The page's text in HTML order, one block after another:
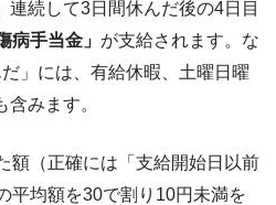
連続して3日間休んだ後の4日目
病手当金」 が支給されます。な
」には、有給休暇、土曜日曜
みます。
額（正確には「支給開始日以前
平均額を30で割り10円未満を